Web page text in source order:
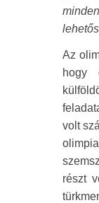
Az
hogy
volt
részt